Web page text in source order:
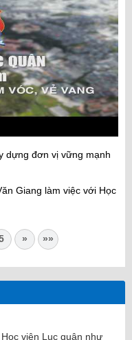
dựng đơn vị vững mạnh
Giang làm việc với Học
» »»
viện Lục quân như